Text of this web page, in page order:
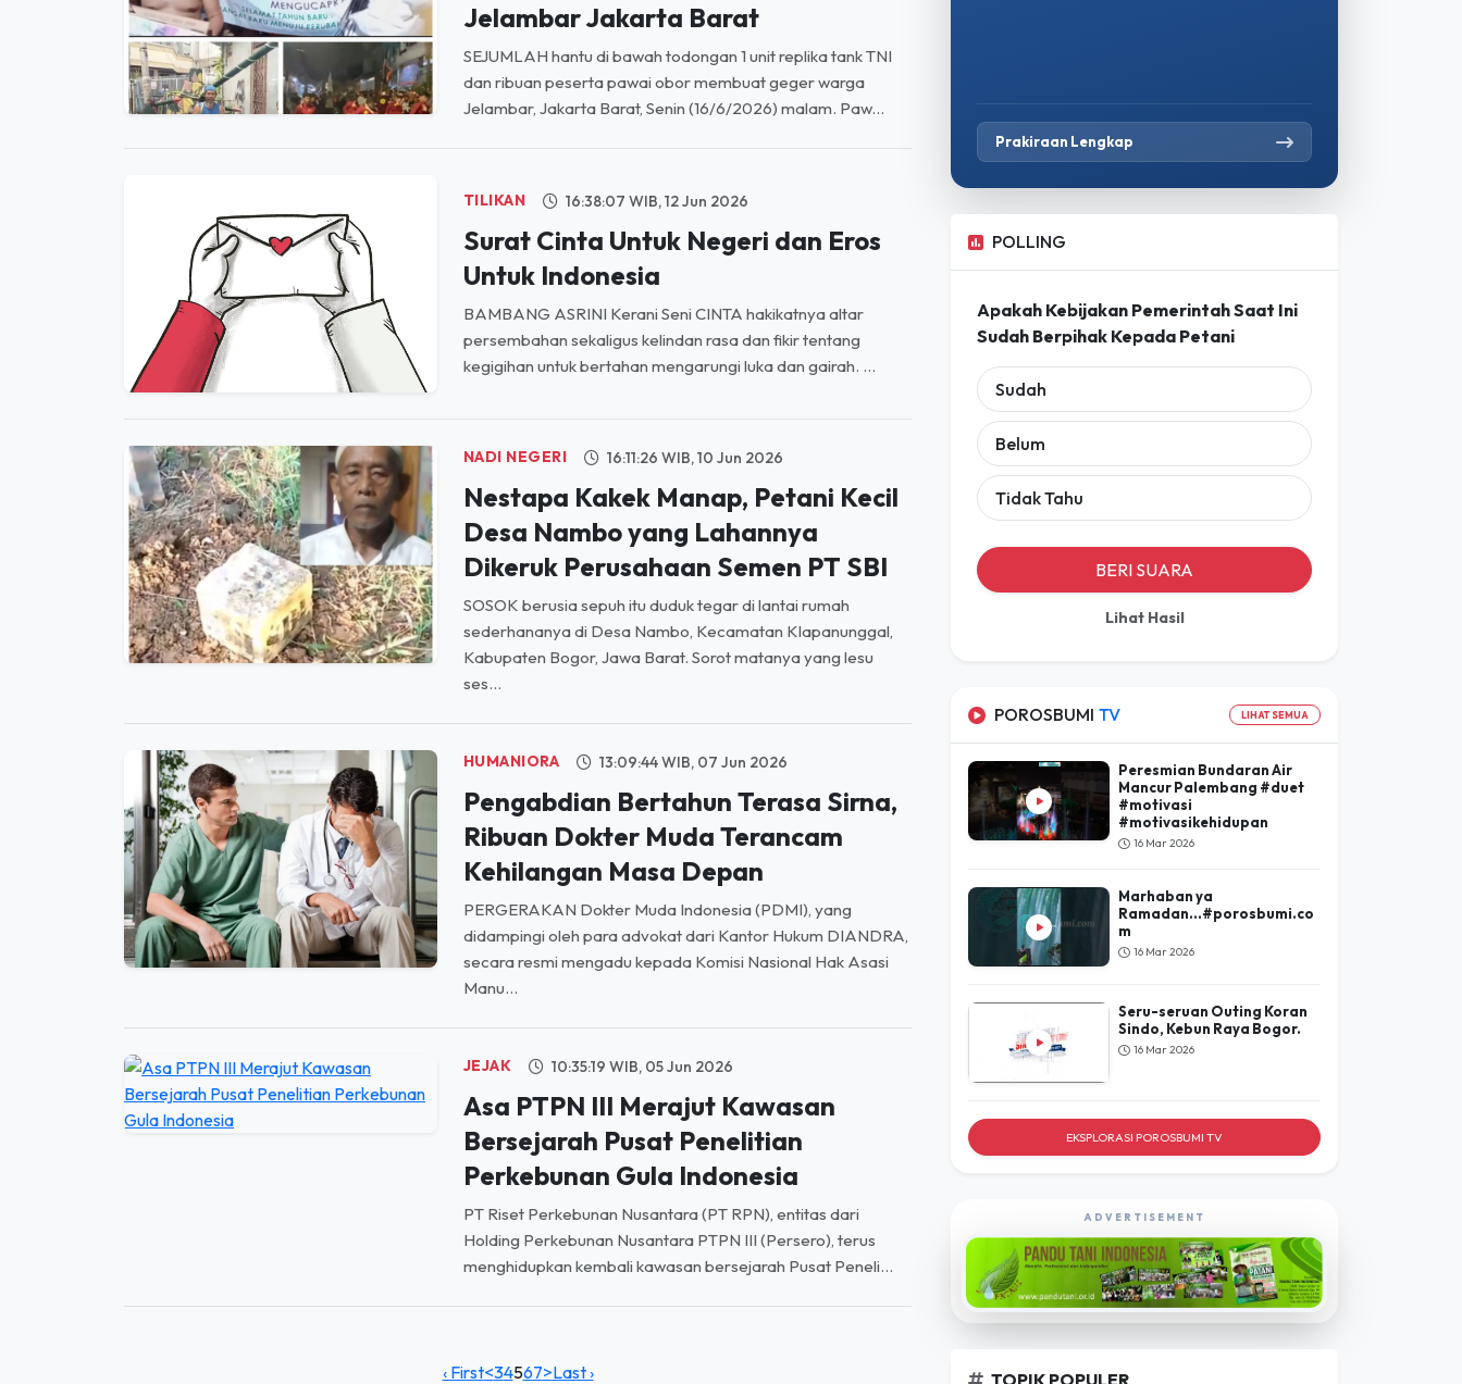
Jelambar Jakarta Barat
SEJUMLAH hantu di bawah todongan 1 unit replika tank TNI
dan ribuan peserta pawai obor membuat geger warga
Jelambar, Jakarta Barat, Senin (16/6/2026) malam. Paw...
TILIKAN 16:38:07 WIB, 12 Jun 2026
Surat Cinta Untuk Negeri dan Eros
Untuk Indonesia
BAMBANG ASRINI Kerani Seni CINTA hakikatnya altar
persembahan sekaligus kelindan rasa dan fikir tentang
kegigihan untuk bertahan mengarungi luka dan gairah. ...
NADI NEGERI 16:11:26 WIB, 10 Jun 2026
Nestapa Kakek Manap, Petani Kecil
Desa Nambo yang Lahannya
Dikeruk Perusahaan Semen PT SBI
SOSOK berusia sepuh itu duduk tegar di lantai rumah
sederhananya di Desa Nambo, Kecamatan Klapanunggal,
Kabupaten Bogor, Jawa Barat. Sorot matanya yang lesu
ses...
HUMANIORA 13:09:44 WIB, 07 Jun 2026
Pengabdian Bertahun Terasa Sirna,
Ribuan Dokter Muda Terancam
Kehilangan Masa Depan
PERGERAKAN Dokter Muda Indonesia (PDMI), yang
didampingi oleh para advokat dari Kantor Hukum DIANDRA,
secara resmi mengadu kepada Komisi Nasional Hak Asasi
Manu...
JEJAK 10:35:19 WIB, 05 Jun 2026
Asa PTPN III Merajut Kawasan
Bersejarah Pusat Penelitian
Perkebunan Gula Indonesia
PT Riset Perkebunan Nusantara (PT RPN), entitas dari
Holding Perkebunan Nusantara PTPN III (Persero), terus
menghidupkan kembali kawasan bersejarah Pusat Peneli...
‹ First<34567>Last ›
Prakiraan Lengkap
POLLING
Apakah Kebijakan Pemerintah Saat Ini
Sudah Berpihak Kepada Petani
Sudah
Belum
Tidak Tahu
BERI SUARA
Lihat Hasil
POROSBUMI TV LIHAT SEMUA
Peresmian Bundaran Air
Mancur Palembang #duet
#motivasi
#motivasikehidupan
16 Mar 2026
Marhaban ya
Ramadan...#porosbumi.co
m
16 Mar 2026
Seru-seruan Outing Koran
Sindo, Kebun Raya Bogor.
16 Mar 2026
EKSPLORASI POROSBUMI TV
ADVERTISEMENT